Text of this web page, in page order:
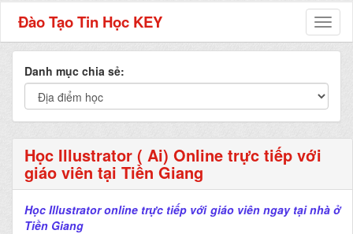
Đào Tạo Tin Học KEY
Danh mục chia sẻ:
Học Illustrator ( Ai) Online trực tiếp với
giáo viên tại Tiền Giang
Học Illustrator online trực tiếp với giáo viên ngay tại nhà ở
Tiền Giang